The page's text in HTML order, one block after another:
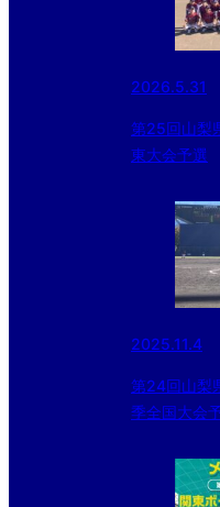
2026.5.31
第25回山梨
東大会予選
2025.11.4
第24回山梨
季全国大会